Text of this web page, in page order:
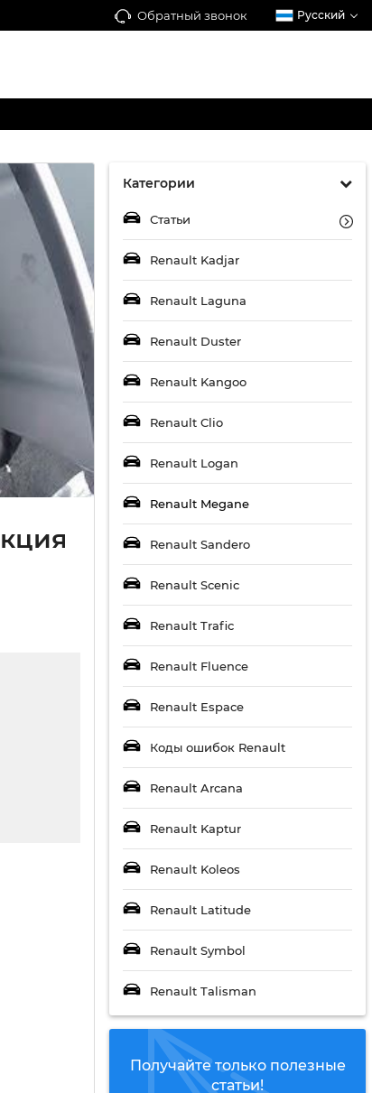
Обратный звонок Русский
Категории
Статьи
Renault Kadjar
Renault Laguna
Renault Duster
Renault Kangoo
Renault Clio
Renault Logan
Renault Megane
Renault Sandero
Renault Scenic
Renault Trafic
Renault Fluence
Renault Espace
Коды ошибок Renault
Renault Arcana
Renault Kaptur
Renault Koleos
Renault Latitude
Renault Symbol
Renault Talisman
Получайте только полезные
статьи!